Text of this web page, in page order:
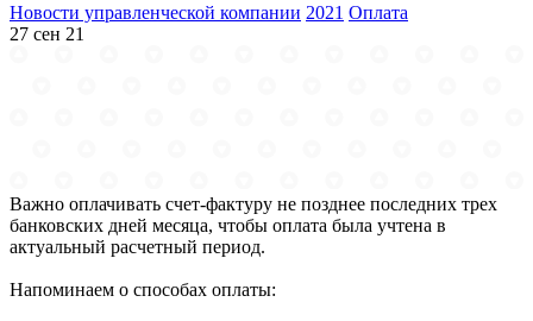
Новости управленческой компании 2021 Оплата
27 сен 21
Важно оплачивать счет-фактуру не позднее последних трех
банковских дней месяца, чтобы оплата была учтена в
актуальный расчетный период.
Напоминаем о способах оплаты: